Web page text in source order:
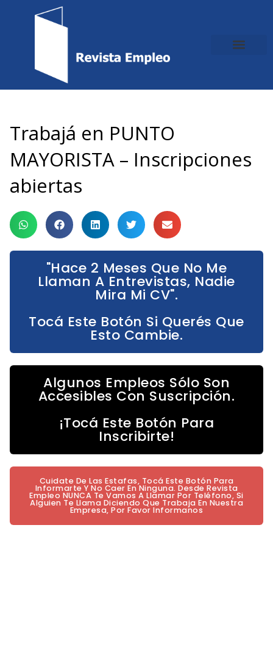
Trabajá en PUNTO
MAYORISTA – Inscripciones
abiertas
"Hace 2 Meses Que No Me
Llaman A Entrevistas, Nadie
Mira Mi CV".
Tocá Este Botón Si Querés Que
Esto Cambie.
Algunos Empleos Sólo Son
Accesibles Con Suscripción.
¡Tocá Este Botón Para
Inscribirte!
Cuidate De Las Estafas, Tocá Este Botón Para
Informarte Y No Caer En Ninguna. Desde Revista
Empleo NUNCA Te Vamos A Llamar Por Teléfono, Si
Alguien Te Llama Diciendo Que Trabaja En Nuestra
Empresa, Por Favor Informanos